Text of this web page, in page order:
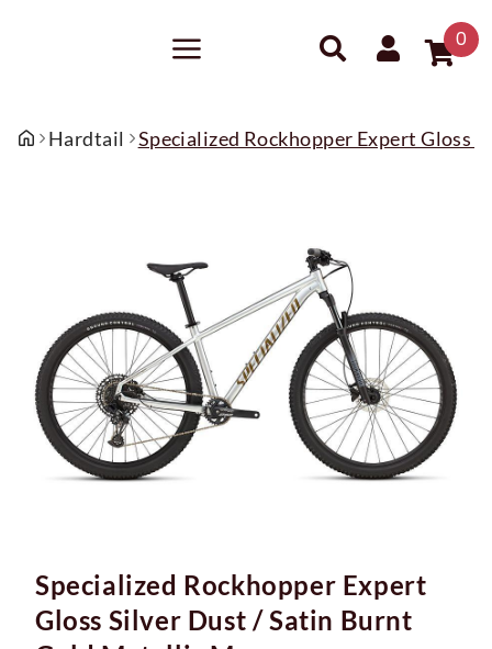
0
Hardtail Specialized Rockhopper Expert Gloss
Specialized Rockhopper Expert
Gloss Silver Dust / Satin Burnt